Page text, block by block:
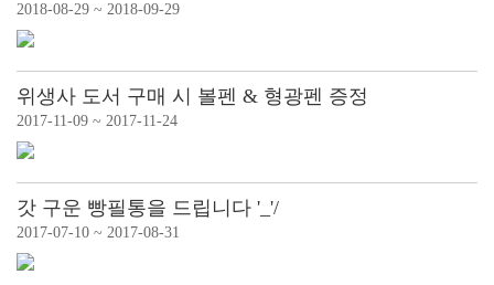
2018-08-29 ~ 2018-09-29
위생사 도서 구매 시 볼펜 & 형광펜 증정
2017-11-09 ~ 2017-11-24
갓 구운 빵필통을 드립니다 '_'/
2017-07-10 ~ 2017-08-31